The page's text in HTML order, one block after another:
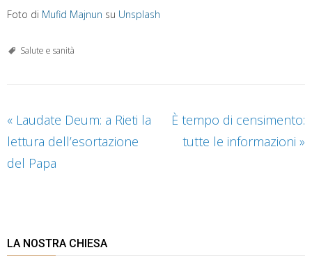
Foto di Mufid Majnun su Unsplash
Salute e sanità
« Laudate Deum: a Rieti la
lettura dell’esortazione
del Papa
È tempo di censimento:
tutte le informazioni »
LA NOSTRA CHIESA